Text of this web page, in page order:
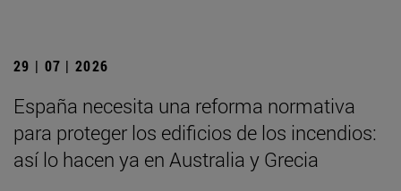
29 | 07 | 2026
España necesita una reforma normativa
para proteger los edificios de los incendios:
así lo hacen ya en Australia y Grecia